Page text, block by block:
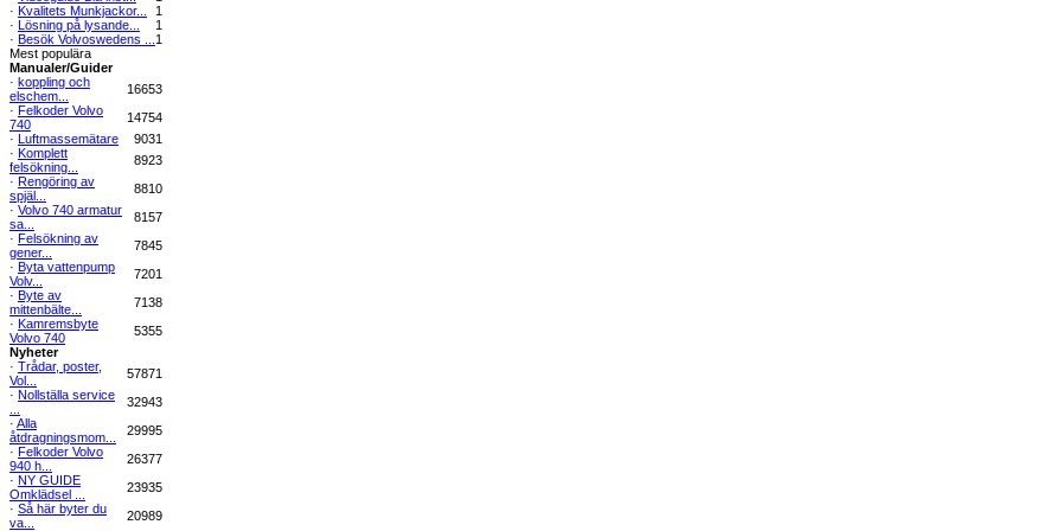
· Kvalitets Munkjackor...
1
· Lösning på lysande...
1
· Besök Volvoswedens ... 1
Mest populära
Manualer/Guider
· koppling och
elschem...
16653
· Felkoder Volvo
740
14754
· Luftmassemätare
9031
· Komplett
felsökning...
8923
· Rengöring av
spjäl...
8810
· Volvo 740 armatur
sa...
8157
· Felsökning av
gener...
7845
· Byta vattenpump
Volv...
7201
· Byte av
mittenbälte...
7138
· Kamremsbyte
Volvo 740
5355
Nyheter
· Trådar, poster,
Vol...
57871
· Nollställa service
32943
· Alla
åtdragningsmom...
29995
· Felkoder Volvo
940 h...
26377
· NY GUIDE
Omklädsel ...
23935
· Så här byter du
va...
20989